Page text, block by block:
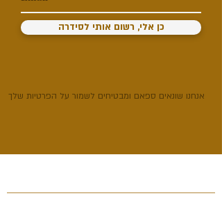
כן אלי, רשום אותי לסידרה
אנחנו שונאים ספאם ומבטיחים לשמור על הפרטיות שלך